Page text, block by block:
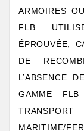
ARMOIRES
FLB
ÉPROUVÉE,
DE
L ’ABSENCE DE
GAMME
FLB
TRANSPORT
MARITIME/